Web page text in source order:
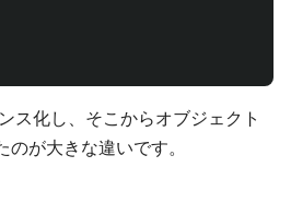
ス化し、そこからオブジェクト
が大きな違いです。